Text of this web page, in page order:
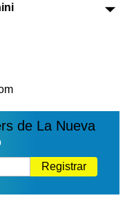
de urgencia
de La Nueva
Registrar